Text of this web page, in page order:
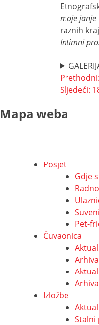
moje janje
raznih
Intimni
objava
Prethodni:
Sljedeći:
Mapa weba
Posjet
Gdje
Pet-
Čuvaonica
Izložbe
Stalni